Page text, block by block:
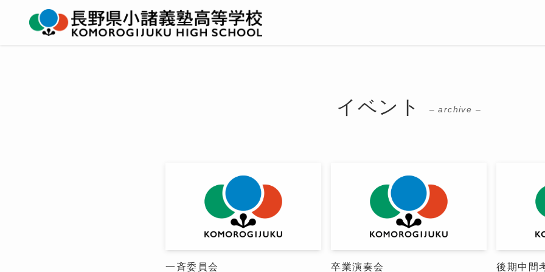
イベント – archive –
一斉委員会 卒業演奏会 後期中間